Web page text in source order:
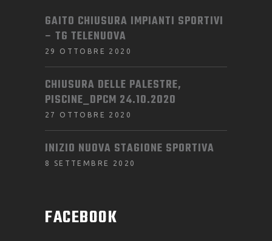
GAITO CHIUSURA IMPIANTI SPORTIVI
– TG TELENUOVA
29 OTTOBRE 2020
CHIUSURA DELLE PALESTRE,
PISCINE_DPCM 24.10.2020
27 OTTOBRE 2020
INIZIO NUOVA STAGIONE SPORTIVA
8 SETTEMBRE 2020
FACEBOOK